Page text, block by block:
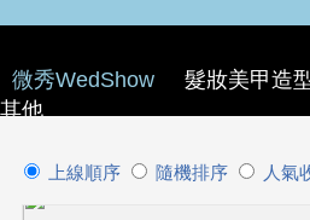
微秀WedShow 髮妝美甲造
其他
上線順序 隨機排序 人氣